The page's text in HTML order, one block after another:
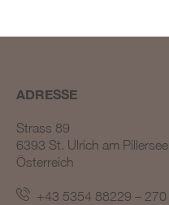
ADRESSE
Strass 89
6393 St. Ulrich am Pillersee
Österreich
+43 5354 88229 – 270